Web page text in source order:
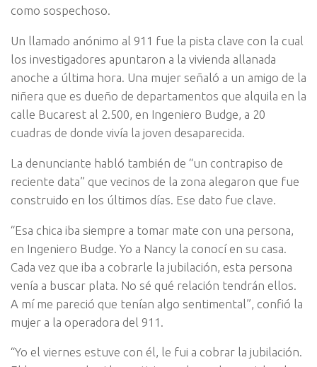
como sospechoso.
Un llamado anónimo al 911 fue la pista clave con la cual
los investigadores apuntaron a la vivienda allanada
anoche a última hora. Una mujer señaló a un amigo de la
niñera que es dueño de departamentos que alquila en la
calle Bucarest al 2.500, en Ingeniero Budge, a 20
cuadras de donde vivía la joven desaparecida.
La denunciante habló también de “un contrapiso de
reciente data” que vecinos de la zona alegaron que fue
construido en los últimos días. Ese dato fue clave.
“Esa chica iba siempre a tomar mate con una persona,
en Ingeniero Budge. Yo a Nancy la conocí en su casa.
Cada vez que iba a cobrarle la jubilación, esta persona
venía a buscar plata. No sé qué relación tendrán ellos.
A mí me pareció que tenían algo sentimental”, confió la
mujer a la operadora del 911.
“Yo el viernes estuve con él, le fui a cobrar la jubilación.